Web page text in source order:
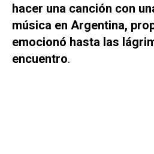
hacer una canción con
música en Argentina,
emocionó hasta las
encuentro.